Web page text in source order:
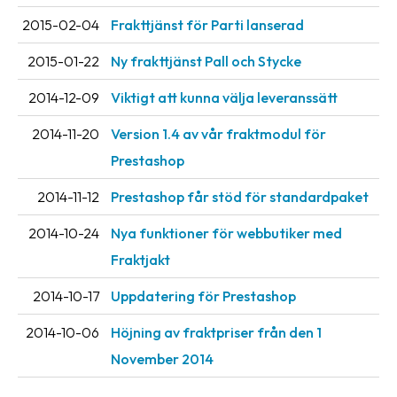
2015-02-04 Frakttjänst för Parti lanserad
2015-01-22 Ny frakttjänst Pall och Stycke
2014-12-09 Viktigt att kunna välja leveranssätt
2014-11-20
Version 1.4 av vår fraktmodul för
Prestashop
2014-11-12 Prestashop får stöd för standardpaket
2014-10-24
Nya funktioner för webbutiker med
Fraktjakt
2014-10-17 Uppdatering för Prestashop
2014-10-06
Höjning av fraktpriser från den 1
November 2014